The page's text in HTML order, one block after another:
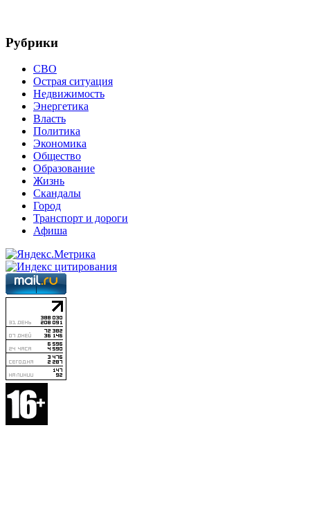
Рубрики
СВО
Острая ситуация
Недвижимость
Энергетика
Власть
Политика
Экономика
Общество
Образование
Жизнь
Скандалы
Город
Транспорт и дороги
Афиша